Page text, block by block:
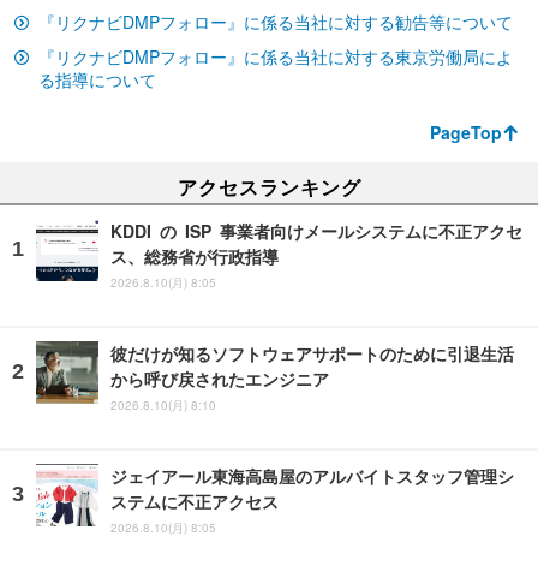
『リクナビDMPフォロー』に係る当社に対する勧告等について
『リクナビDMPフォロー』に係る当社に対する東京労働局によ
る指導について
PageTop
アクセスランキング
KDDI の ISP 事業者向けメールシステムに不正アクセ
ス、総務省が行政指導
2026.8.10(月) 8:05
彼だけが知るソフトウェアサポートのために引退生活
から呼び戻されたエンジニア
2026.8.10(月) 8:10
ジェイアール東海高島屋のアルバイトスタッフ管理シ
ステムに不正アクセス
2026.8.10(月) 8:05